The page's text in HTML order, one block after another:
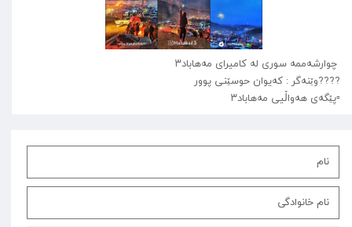
چوارشه‌ممه سوری لە کامیرای مەهاباد۳
????وێنەگر : کەیوان حوسێنی پوور